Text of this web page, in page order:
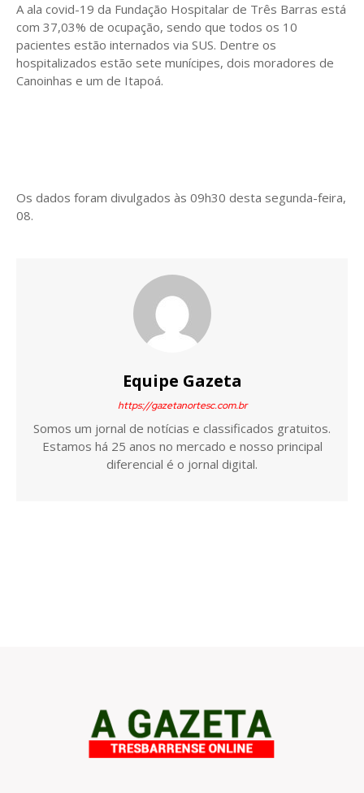
A ala covid-19 da Fundação Hospitalar de Três Barras está
com 37,03% de ocupação, sendo que todos os 10
pacientes estão internados via SUS. Dentre os
hospitalizados estão sete munícipes, dois moradores de
Canoinhas e um de Itapoá.
Os dados foram divulgados às 09h30 desta segunda-feira,
08.
Equipe Gazeta
https://gazetanortesc.com.br
Somos um jornal de notícias e classificados gratuitos.
Estamos há 25 anos no mercado e nosso principal
diferencial é o jornal digital.